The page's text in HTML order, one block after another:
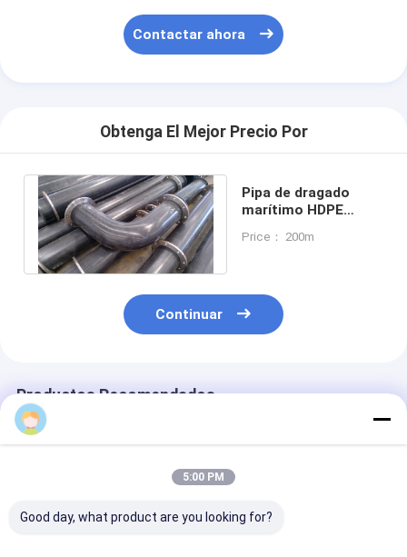
Contactar ahora
Obtenga El Mejor Precio Por
Pipa de dragado
marítimo HDPE
Price： 200m
Continuar
Productos Recomendados
5:00 PM
Good day, what product are you looking for?